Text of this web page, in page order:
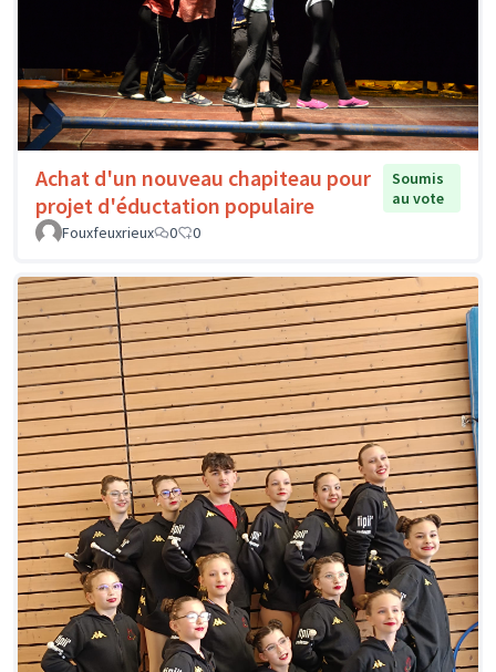
Achat d'un nouveau chapiteau pour
projet d'éductation populaire
Soumis
au vote
Fouxfeuxrieux
0 0